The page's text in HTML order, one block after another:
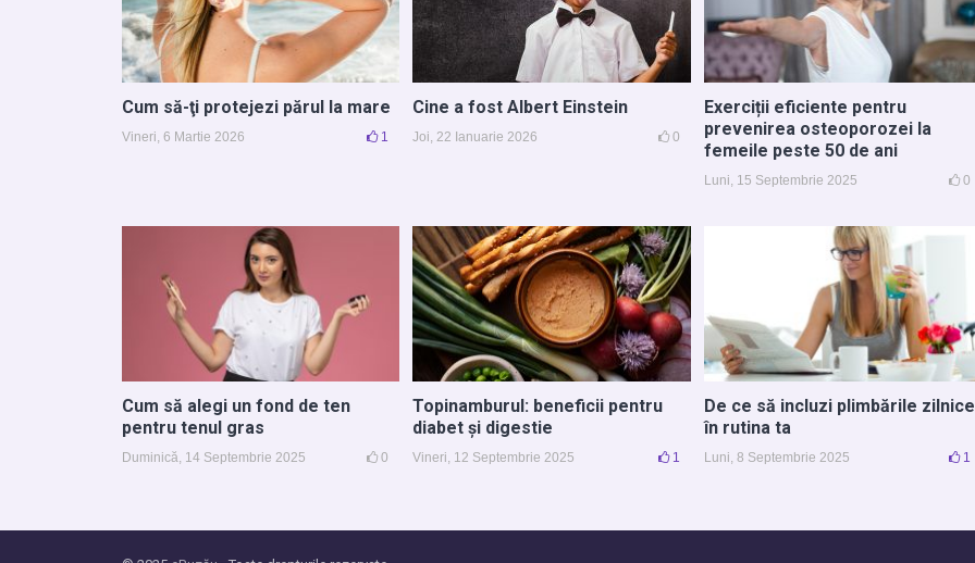
Cum să-ţi protejezi părul la mare
Vineri, 6 Martie 2026 1
Cine a fost Albert Einstein
Joi, 22 Ianuarie 2026 0
Exerciții eficiente pentru
prevenirea osteoporozei la
femeile peste 50 de ani
Luni, 15 Septembrie 2025 0
Cum să alegi un fond de ten
pentru tenul gras
Duminică, 14 Septembrie 2025 0
Topinamburul: beneficii pentru
diabet și digestie
Vineri, 12 Septembrie 2025 1
De ce să incluzi plimbările zilnice
în rutina ta
Luni, 8 Septembrie 2025 1